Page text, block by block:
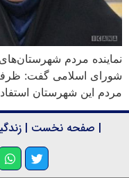
نماینده مردم
شورای اسلامی گفت:
مردم این شهرستان
| صفحه نخست |